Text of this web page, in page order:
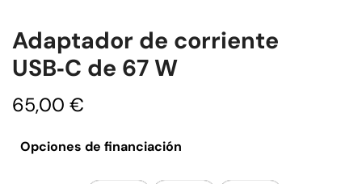
Adaptador de corriente
USB‑C de 67 W
65,00 €
Opciones de financiación